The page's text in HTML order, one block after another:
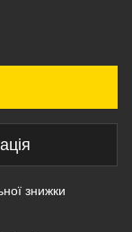
знижки